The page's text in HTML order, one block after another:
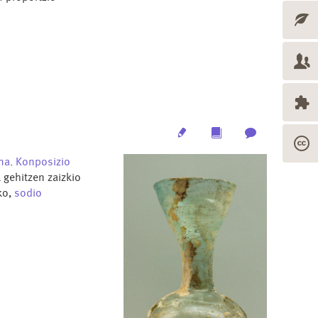
MultimediaArchive
. Konposizio
zaizkio
sodio